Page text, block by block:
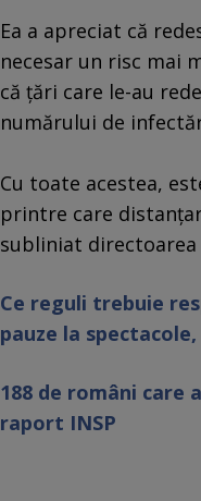
Ea a apreciat că
necesar un risc mai
că ţări care le-au
numărului de
Cu toate acestea,
printre care
subliniat directoarea
Ce reguli trebuie
pauze la
188 de români care
raport INSP